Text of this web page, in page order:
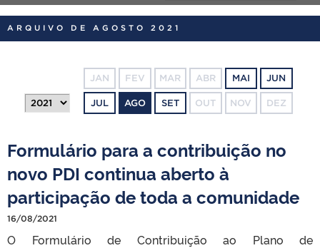
Canais
COBALTO
CONCURSOS
OUVIDORIA
TELEFONES
ARQUIVO DE AGOSTO 2021
JAN FEV MAR ABR MAI JUN
JUL AGO SET OUT NOV DEZ
Formulário para a contribuição no
novo PDI continua aberto à
participação de toda a comunidade
16/08/2021
O Formulário de Contribuição ao Plano de